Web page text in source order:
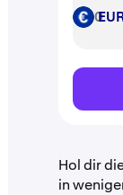
EUR
Hol dir
in